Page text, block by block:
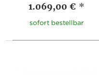
1.069,00 € *
sofort bestellbar